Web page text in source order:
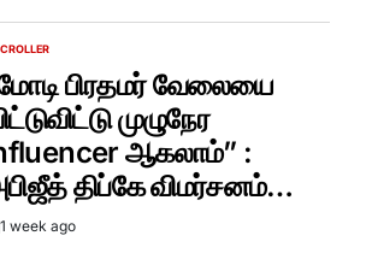
பிரதமர் வேலையை
முழுநேர
ஆகலாம்” :
திப்கே விமர்சனம்…
1 week ago